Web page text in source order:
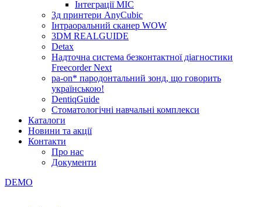
Інтеграції МІС
3д принтери AnyCubic
Інтраоральний сканер WOW
3DM REALGUIDE
Detax
Надточна система безконтактної діагностики
Freecorder Next
pa-on* пародонтальний зонд, що говорить
українською!
DentiqGuide
Стоматологічні навчальні комплекси
Каталоги
Новини та акції
Контакти
Про нас
Документи
DEMO